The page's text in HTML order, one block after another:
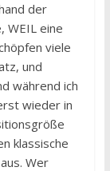
der
WEIL eine
viele
und
während ich
wieder in
klassische
Wer